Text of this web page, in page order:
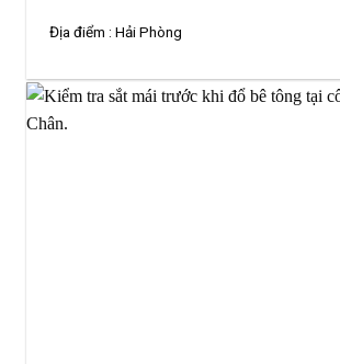
Địa điểm :Hải Phòng